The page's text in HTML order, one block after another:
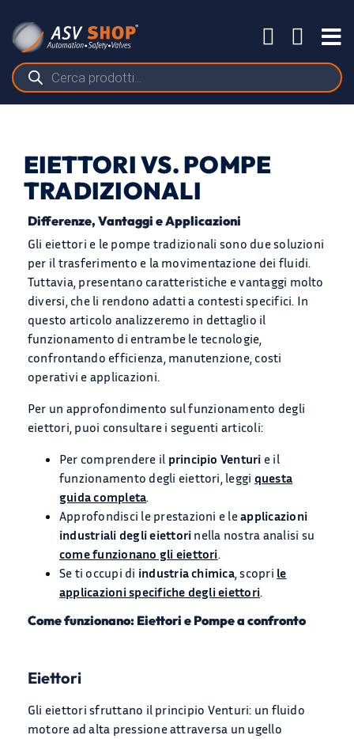
contenuto
Ricerca
prodotti
PRODOTTI
APPLICAZIONI
BLOG
CONTATTACI
EIETTORI VS. POMPE
TRADIZIONALI
Differenze, Vantaggi e Applicazioni
Gli eiettori e le pompe tradizionali sono due soluzioni
per il trasferimento e la movimentazione dei fluidi.
Tuttavia, presentano caratteristiche e vantaggi molto
diversi, che li rendono adatti a contesti specifici. In
questo articolo analizzeremo in dettaglio il
funzionamento di entrambe le tecnologie,
confrontando efficienza, manutenzione, costi
operativi e applicazioni.
Per un approfondimento sul funzionamento degli
eiettori, puoi consultare i seguenti articoli:
Per comprendere il principio Venturi e il
funzionamento degli eiettori, leggi questa
guida completa.
Approfondisci le prestazioni e leapplicazioni
industriali degli eiettori nella nostra analisi su
come funzionano gli eiettori.
Se ti occupi di industria chimica, scopri le
applicazioni specifiche degli eiettori.
Come funzionano: Eiettori e Pompe a confronto
Eiettori
Gli eiettori sfruttano il principio Venturi: un fluido
motore ad alta pressione attraversa un ugello